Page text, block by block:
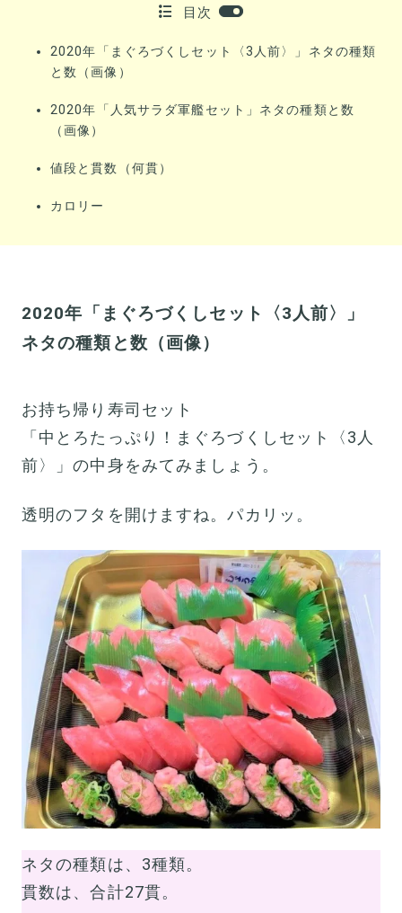
目次
2020年「まぐろづくしセット〈3人前〉」ネタの種類
と数（画像）
2020年「人気サラダ軍艦セット」ネタの種類と数
（画像）
値段と貫数（何貫）
カロリー
2020年「まぐろづくしセット〈3人前〉」
ネタの種類と数（画像）
お持ち帰り寿司セット
「中とろたっぷり！まぐろづくしセット〈3人
前〉」の中身をみてみましょう。
透明のフタを開けますね。パカリッ。
ネタの種類は、3種類。
貫数は、合計27貫。